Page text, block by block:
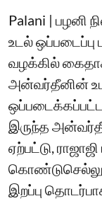
Palani | பழனி
உடல் ஒப்படைப்பு
வழக்கில்
அன்வர்தீனின்
இருந்த
ஏற்பட்டு,
கொண்டுசெல்லும்
இறப்பு